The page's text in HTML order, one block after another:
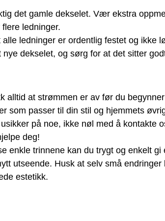
det gamle dekselet. Vær ekstra
ledninger.
alle ledninger er ordentlig festet og ikke
nye dekselet, og sørg for at det sitter
alltid at strømmen er av før du
som passer til din stil og hjemmets
på noe, ikke nøl med å kontakte
deg!
enkle trinnene kan du trygt og enkelt
utseende. Husk at selv små
estetikk.